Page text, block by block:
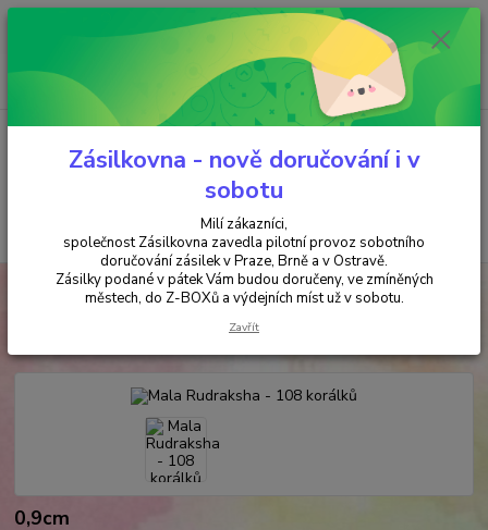
Minimální hodnota objednávky je 200 kč. Při nákupu nad 2000,- Kč je
požadována platba předem na účet.
Menu
+420 737 737 037
(Po-Pá, 9-18 hod.)
za
TIBET Mala Rudraksha - 108 korálků
Mala Rudraksha - 108 korálků
0,9cm
Zásilkovna - nově doručování i v
sobotu
Milí zákazníci,
společnost Zásilkovna zavedla pilotní provoz sobotního
doručování zásilek v Praze, Brně a v Ostravě.
Zásilky podané v pátek Vám budou doručeny, ve zmíněných
městech, do Z-BOXů a výdejních míst už v sobotu.
Zavřít